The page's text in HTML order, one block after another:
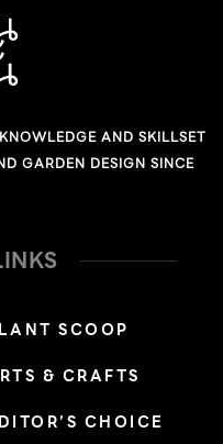
AND SKILLSET
GARDEN DESIGN SINCE
SCOOP
& CRAFTS
CHOICE